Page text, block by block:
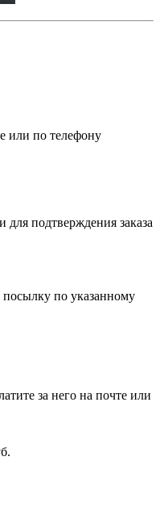
или по телефону
подтверждения заказа
по указанному
за него на почте или